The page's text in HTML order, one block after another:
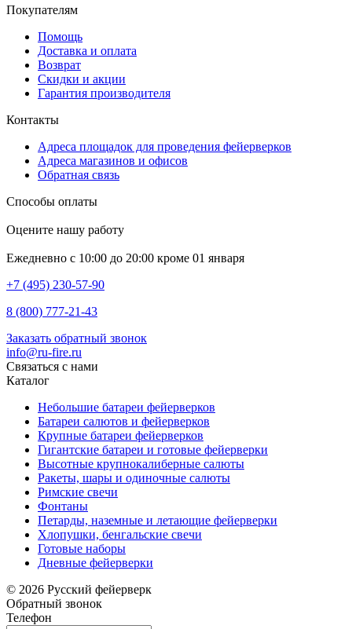
Покупателям
Помощь
Доставка и оплата
Возврат
Скидки и акции
Гарантия производителя
Контакты
Адреса площадок для проведения фейерверков
Адреса магазинов и офисов
Обратная связь
Способы оплаты
Оцените нашу работу
Ежедневно с 10:00 до 20:00 кроме 01 января
+7 (495) 230-57-90
8 (800) 777-21-43
Заказать обратный звонок
info@ru-fire.ru
Связаться с нами
Каталог
Небольшие батареи фейерверков
Батареи салютов и фейерверков
Крупные батареи фейерверков
Гигантские батареи и готовые фейерверки
Высотные крупнокалиберные салюты
Ракеты, шары и одиночные салюты
Римские свечи
Фонтаны
Петарды, наземные и летающие фейерверки
Хлопушки, бенгальские свечи
Готовые наборы
Дневные фейерверки
© 2026 Русский фейерверк
Обратный звонок
Телефон